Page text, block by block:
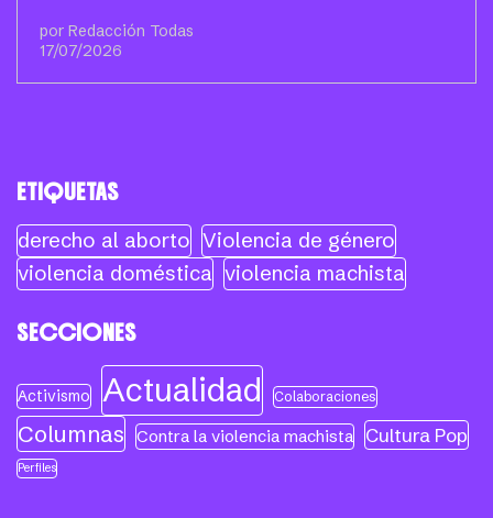
por Redacción Todas
17/07/2026
ETIQUETAS
derecho al aborto Violencia de género
violencia doméstica violencia machista
SECCIONES
Activismo Actualidad Colaboraciones
Columnas Contra la violencia machista Cultura Pop
Perfiles